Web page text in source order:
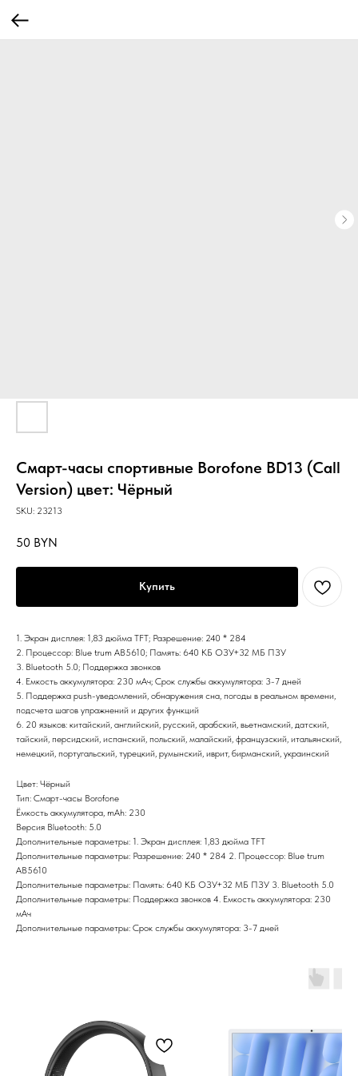
Смарт-часы спортивные Borofone BD13 (Call
Version) цвет: Чёрный
SKU: 23213
50 BYN
Купить
1. Экран дисплея: 1,83 дюйма TFT; Разрешение: 240 * 284
2. Процессор: Blue trum AB5610; Память: 640 КБ ОЗУ+32 МБ ПЗУ
3. Bluetooth 5.0; Поддержка звонков
4. Емкость аккумулятора: 230 мАч; Срок службы аккумулятора: 3-7 дней
5. Поддержка push-уведомлений, обнаружения сна, погоды в реальном времени,
подсчета шагов упражнений и других функций
6. 20 языков: китайский, английский, русский, арабский, вьетнамский, датский,
тайский, персидский, испанский, польский, малайский, французский, итальянский,
немецкий, португальский, турецкий, румынский, иврит, бирманский, украинский
Цвет: Чёрный
Тип: Смарт-часы Borofone
Ёмкость аккумулятора, mAh: 230
Версия Bluetooth: 5.0
Дополнительные параметры: 1. Экран дисплея: 1,83 дюйма TFT
Дополнительные параметры: Разрешение: 240 * 284 2. Процессор: Blue trum
AB5610
Дополнительные параметры: Память: 640 КБ ОЗУ+32 МБ ПЗУ 3. Bluetooth 5.0
Дополнительные параметры: Поддержка звонков 4. Емкость аккумулятора: 230
мАч
Дополнительные параметры: Срок службы аккумулятора: 3-7 дней